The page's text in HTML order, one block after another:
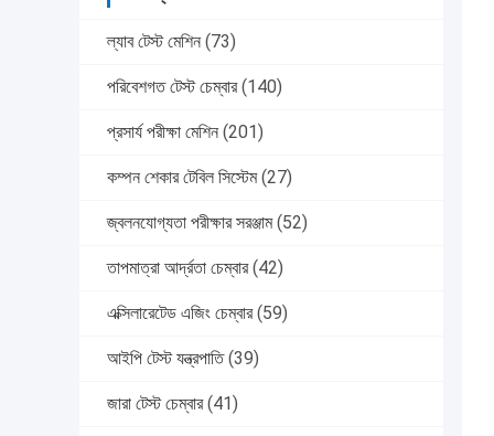
ল্যাব টেস্ট মেশিন (73)
পরিবেশগত টেস্ট চেম্বার (140)
প্রসার্য পরীক্ষা মেশিন (201)
কম্পন শেকার টেবিল সিস্টেম (27)
জ্বলনযোগ্যতা পরীক্ষার সরঞ্জাম (52)
তাপমাত্রা আর্দ্রতা চেম্বার (42)
এক্সিলারেটেড এজিং চেম্বার (59)
আইপি টেস্ট যন্ত্রপাতি (39)
জারা টেস্ট চেম্বার (41)